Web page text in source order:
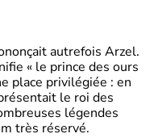
autrefois Arzel.
« le prince des ours
place privilégiée : en
le roi des
légendes
très réservé.